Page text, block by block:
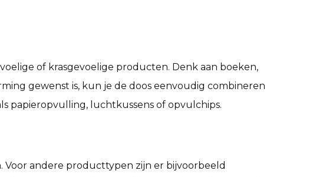
of krasgevoelige producten. Denk aan boeken,
gewenst is, kun je de doos eenvoudig combineren
papieropvulling, luchtkussens of opvulchips.
andere producttypen zijn er bijvoorbeeld